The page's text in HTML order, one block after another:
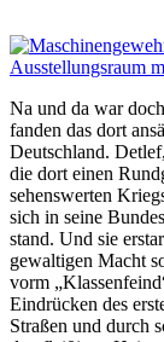
Na und da war
fanden das dort
Deutschland.
die dort einen
sehenswerten
sich in seine
stand. Und sie
gewaltigen Macht
vorm
Eindrücken des
Straßen und durch